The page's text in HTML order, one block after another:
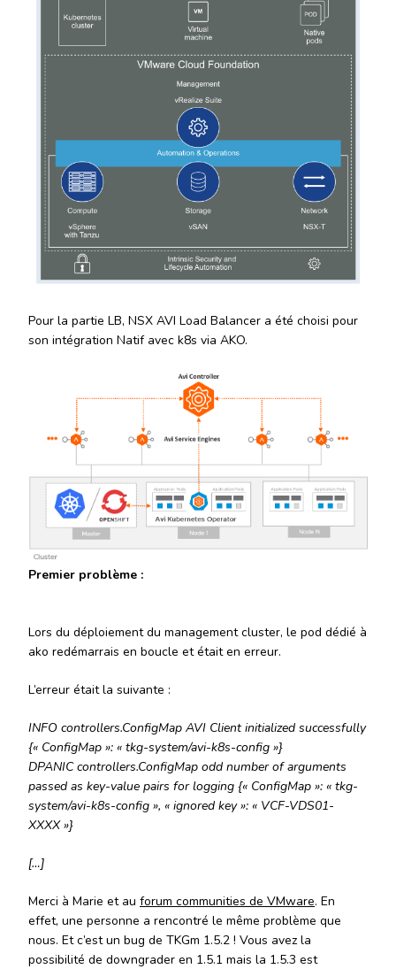
Pour la partie LB, NSX AVI Load Balancer a été choisi pour
son intégration Natif avec k8s via AKO.
Premier problème :
Lors du déploiement du management cluster, le pod dédié à
ako redémarrais en boucle et était en erreur.
L’erreur était la suivante :
INFO controllers.ConfigMap AVI Client initialized successfully
{« ConfigMap »: « tkg-system/avi-k8s-config »}
DPANIC controllers.ConfigMap odd number of arguments
passed as key-value pairs for logging {« ConfigMap »: « tkg-
system/avi-k8s-config », « ignored key »: « VCF-VDS01-
XXXX »}
[…]
Merci à Marie et au forum communities de VMware. En
effet, une personne a rencontré le même problème que
nous. Et c’est un bug de TKGm 1.5.2 ! Vous avez la
possibilité de downgrader en 1.5.1 mais la 1.5.3 est